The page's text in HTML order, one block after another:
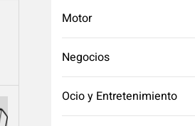
Motor
Negocios
Ocio y Entretenimiento